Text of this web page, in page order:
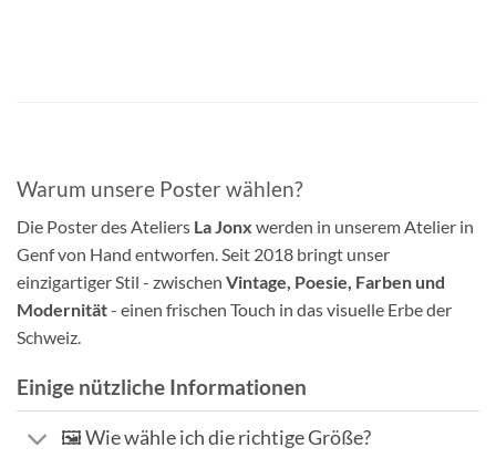
Warum unsere Poster wählen?
Die Poster des Ateliers La Jonx werden in unserem Atelier in
Genf von Hand entworfen. Seit 2018 bringt unser
einzigartiger Stil - zwischen Vintage, Poesie, Farben und
Modernität- einen frischen Touch in das visuelle Erbe der
Schweiz.
Einige nützliche Informationen
🖼️ Wie wähle ich die richtige Größe?